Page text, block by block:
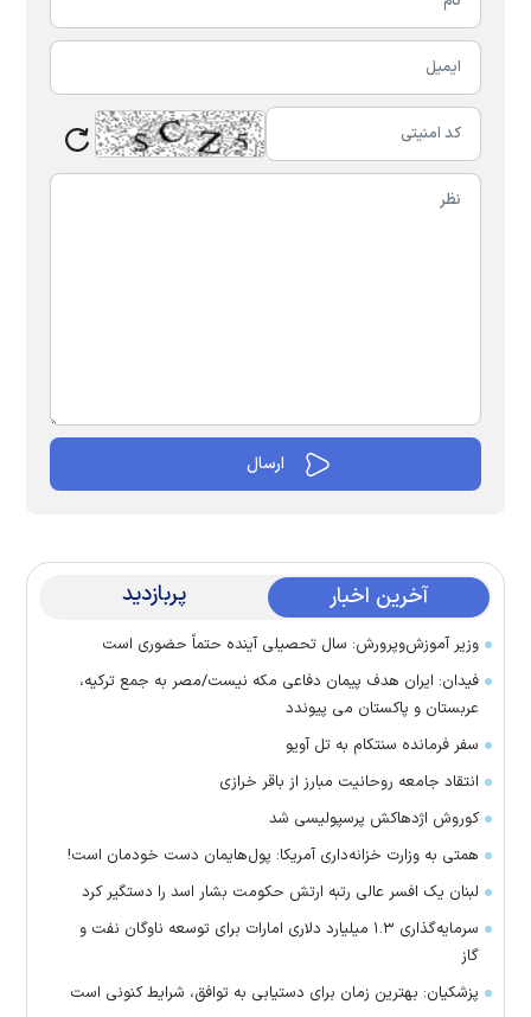
آخرین اخبار پربازدید
وزیر آموزش‌وپرورش: سال تحصیلی آینده حتماً حضوری است
فیدان: ایران هدف پیمان دفاعی مکه نیست/مصر به جمع ترکیه،
عربستان و پاکستان می پیوندد
سفر فرمانده سنتکام به تل آویو
انتقاد جامعه روحانیت مبارز از باقر خرازی
کوروش اژدهاکش پرسپولیسی شد
همتی به وزارت خزانه‌داری آمریکا: پول‌هایمان دست خودمان است!
لبنان یک افسر عالی رتبه ارتش حکومت بشار اسد را دستگیر کرد
سرمایه‌گذاری ۱.۳ میلیارد دلاری امارات برای توسعه ناوگان نفت و
گاز
پزشکیان: بهترین زمان برای دستیابی به توافق، شرایط کنونی است